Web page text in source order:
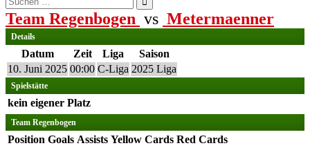
nach:
Team Regenbogen vs Metermaenner
Details
Datum Zeit Liga
Saison
10. Juni 2025 00:00 C-Liga 2025 Liga
Spielstätte
kein eigener Platz
Team Regenbogen
Position Goals Assists Yellow Cards Red Cards